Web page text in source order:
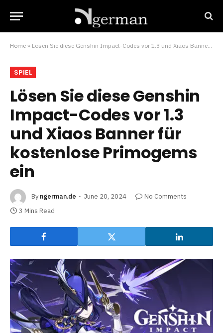
Home » Lösen Sie diese Genshin Impact-Codes vor 1.3 und Xiaos Banner für kostenlose Primogems ein
SPIEL
Lösen Sie diese Genshin
Impact-Codes vor 1.3
und Xiaos Banner für
kostenlose Primogems
ein
By ngerman.de June 20, 2024
No Comments
3 Mins Read